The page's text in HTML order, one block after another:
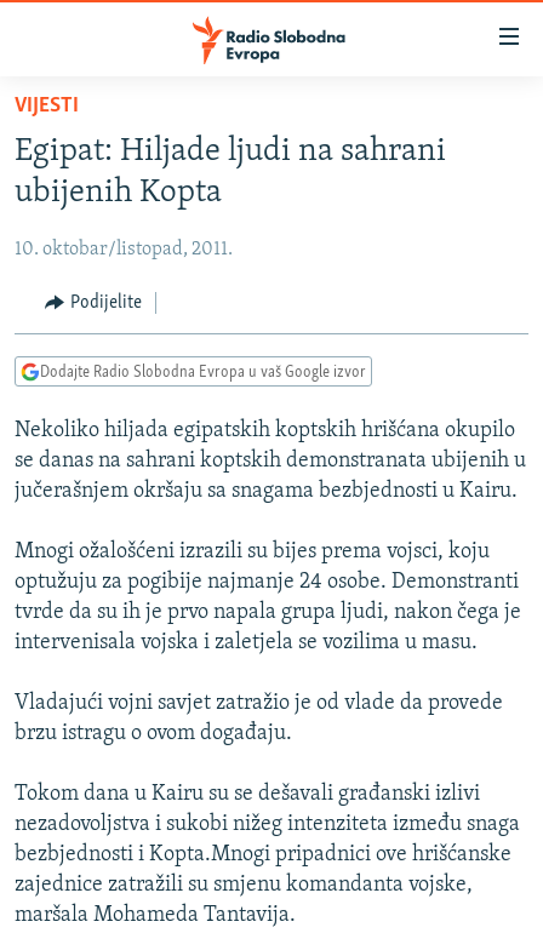
Pređite
glavni
sadržaj
Pređite
na
navigaciju
Pređite
na
BOSNA I HERCEGOVINA
SRBIJA
KOSOVO
CRNA GORA
VIDEO
FOTOGALERIJE
INFOGRAFIKE
PODCASTI
RAT U UKRAJINI
KINA NA BALKANU
ISPRIČAJ MI
DNEVNO@RSE
SPECIJALI RSE
VIŠE OD NASLOVA
GENOCID U SREBRENICI
POPLAVE I KLIZIŠTA U BIH 2024.
TV LIBERTY
POST SCRIPTUM
MOJA EVROPA
PRATITE NAS
Sve RFE/RL stranice
VIJESTI
Egipat: Hiljade ljudi na sahrani
ubijenih Kopta
10. oktobar/listopad, 2011.
Podijelite
Dodajte Radio Slobodna Evropa u vaš Google izvor
Nekoliko hiljada egipatskih koptskih hrišćana okupilo
se danas na sahrani koptskih demonstranata ubijenih u
jučerašnjem okršaju sa snagama bezbjednosti u Kairu.
Mnogi ožalošćeni izrazili su bijes prema vojsci, koju
optužuju za pogibije najmanje 24 osobe. Demonstranti
tvrde da su ih je prvo napala grupa ljudi, nakon čega je
intervenisala vojska i zaletjela se vozilima u masu.
Vladajući vojni savjet zatražio je od vlade da provede
brzu istragu o ovom događaju.
Tokom dana u Kairu su se dešavali građanski izlivi
nezadovoljstva i sukobi nižeg intenziteta između snaga
bezbjednosti i Kopta.Mnogi pripadnici ove hrišćanske
zajednice zatražili su smjenu komandanta vojske,
maršala Mohameda Tantavija.